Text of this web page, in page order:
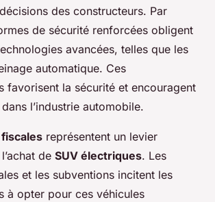
des constructeurs. Par
de sécurité renforcées obligent
avancées, telles que les
automatique. Ces
favorisent la sécurité et encouragent
l’industrie automobile.
représentent un levier
de SUV électriques. Les
et les subventions incitent les
à opter pour ces véhicules